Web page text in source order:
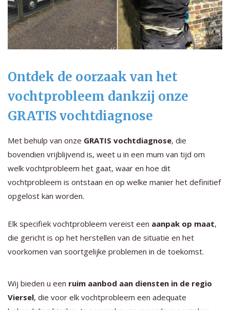
Ontdek de oorzaak van het
vochtprobleem dankzij onze
GRATIS vochtdiagnose
Met behulp van onze GRATIS vochtdiagnose, die
bovendien vrijblijvend is, weet u in een mum van tijd om
welk vochtprobleem het gaat, waar en hoe dit
vochtprobleem is ontstaan en op welke manier het definitief
opgelost kan worden.
Elk specifiek vochtprobleem vereist een aanpak op maat,
die gericht is op het herstellen van de situatie en het
voorkomen van soortgelijke problemen in de toekomst.
Wij bieden u een ruim aanbod aan diensten in de regio
Viersel, die voor elk vochtprobleem een adequate